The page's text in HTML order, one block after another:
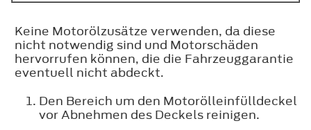
Keine Motorölzusätze verwenden, da diese
nicht notwendig sind und Motorschäden
hervorrufen können, die die Fahrzeuggarantie
eventuell nicht abdeckt.
Den Bereich um den Motorölleinfülldeckel
vor Abnehmen des Deckels reinigen.